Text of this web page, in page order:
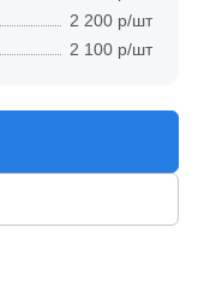
2 200 р/шт
2 100 р/шт